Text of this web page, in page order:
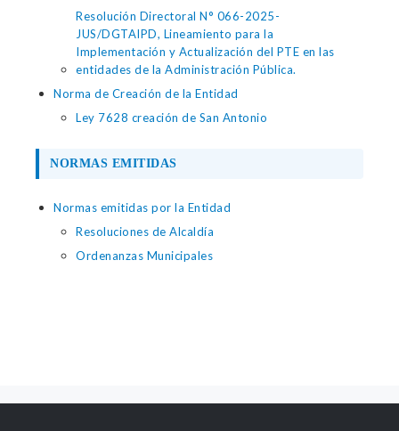
Resolución Directoral N° 066-2025-
JUS/DGTAIPD, Lineamiento para la
Implementación y Actualización del PTE en las
entidades de la Administración Pública.
Norma de Creación de la Entidad
Ley 7628 creación de San Antonio
NORMAS EMITIDAS
Normas emitidas por la Entidad
Resoluciones de Alcaldía
Ordenanzas Municipales